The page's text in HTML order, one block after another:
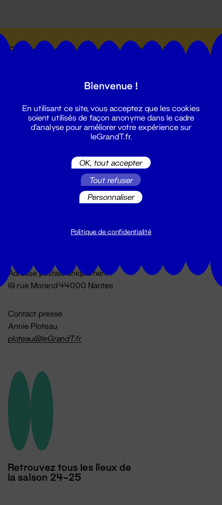
Suivez toutes les actualités du
Du lundi au vendredi 14h → 18h
Adresse postale uniquement :
19 rue Morand 44000 Nantes
Contact presse
Annie Ploteau
ploteau@leGrandT.fr
Retrouvez tous les lieux de
la saison 24-25
Bienvenue !
En utilisant ce site, vous acceptez que les cookies
soient utilisés de façon anonyme dans le cadre
d'analyse pour améliorer votre expérience sur
leGrandT.fr.
OK, tout accepter
Tout refuser
Personnaliser
Politique de confidentialité